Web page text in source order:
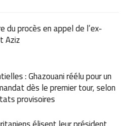
du procès en appel de l’ex-
Aziz
: Ghazouani réélu pour un
dès le premier tour, selon
provisoires